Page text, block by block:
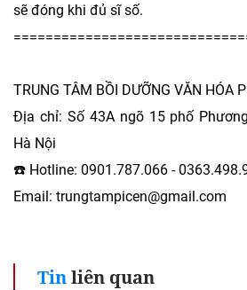
sẽ đóng khi đủ sĩ số.
TRUNG TÂM BỒI DƯỠNG VĂN HÓA
Địa chỉ: Số 43A ngõ 15 phố
Hà Nội
☎️ Hotline: 0901.787.066 -
Email: trungtampicen@gmail.com
Tinliên quan